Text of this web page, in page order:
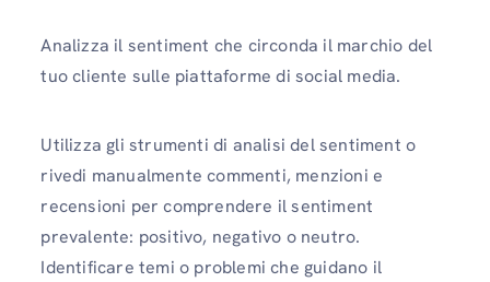
Analizza il sentiment che circonda il marchio del
tuo cliente sulle piattaforme di social media.
Utilizza gli strumenti di analisi del sentiment o
rivedi manualmente commenti, menzioni e
recensioni per comprendere il sentiment
prevalente: positivo, negativo o neutro.
Identificare temi o problemi che guidano il